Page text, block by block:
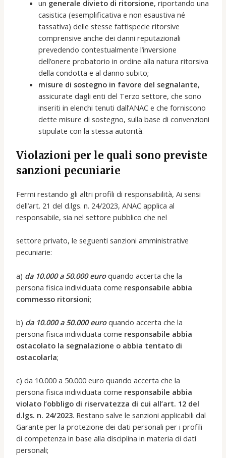
un generale divieto di ritorsione, riportando una
casistica (esemplificativa e non esaustiva né
tassativa) delle stesse fattispecie ritorsive
comprensive anche dei danni reputazionali
prevedendo contestualmente l’inversione
dell’onere probatorio in ordine alla natura ritorsiva
della condotta e al danno subito;
misure di sostegno in favore del segnalante,
assicurate dagli enti del Terzo settore, che sono
inseriti in elenchi tenuti dall’ANAC e che forniscono
dette misure di sostegno, sulla base di convenzioni
stipulate con la stessa autorità.
Violazioni per le quali sono previste
sanzioni pecuniarie
Fermi restando gli altri profili di responsabilità, Ai sensi
dell’art. 21 del d.lgs. n. 24/2023, ANAC applica al
responsabile, sia nel settore pubblico che nel
settore privato, le seguenti sanzioni amministrative
pecuniarie:
a) da 10.000 a 50.000 euroquando accerta che la
persona fisica individuata come responsabile abbia
commesso ritorsioni;
b) da 10.000 a 50.000 euroquando accerta che la
persona fisica individuata come responsabile abbia
ostacolato la segnalazione o abbia tentato di
ostacolarla;
c) da 10.000 a 50.000 euro quando accerta che la
persona fisica individuata come responsabile abbia
violato l’obbligo di riservatezza di cui all’art. 12 del
d.lgs. n. 24/2023. Restano salve le sanzioni applicabili dal
Garante per la protezione dei dati personali per i profili
di competenza in base alla disciplina in materia di dati
personali;